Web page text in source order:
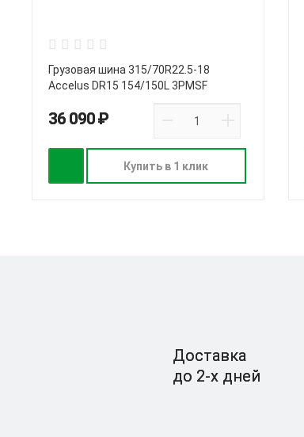
Грузовая шина 315/70R22.5-18
Accelus DR15 154/150L 3PMSF
36 090 ₽
Купить в 1 клик
Доставка
до 2-x дней